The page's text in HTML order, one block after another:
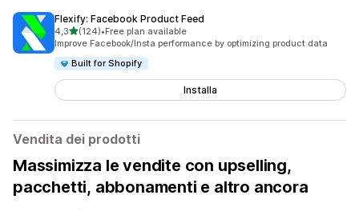
Flexify: Facebook Product Feed
4,3stelle su 5
(124)
124 recensioni totali
•Free plan available
Improve Facebook/Insta performance by optimizing product data
Built for Shopify
Installa
Vendita dei prodotti
Massimizza le vendite con upselling,
pacchetti, abbonamenti e altro ancora